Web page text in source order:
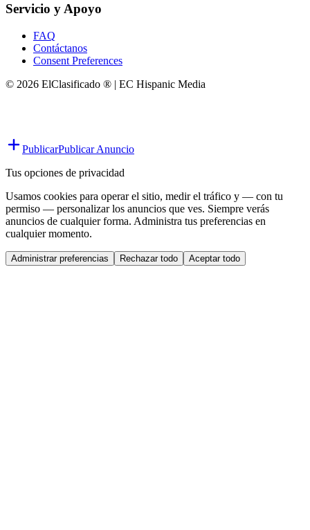
Servicio y Apoyo
FAQ
Contáctanos
Consent Preferences
© 2026 ElClasificado ® | EC Hispanic Media
PublicarPublicar Anuncio
Tus opciones de privacidad
Usamos cookies para operar el sitio, medir el tráfico y — con tu
permiso — personalizar los anuncios que ves. Siempre verás
anuncios de cualquier forma. Administra tus preferencias en
cualquier momento.
Administrar preferencias Rechazar todo Aceptar todo